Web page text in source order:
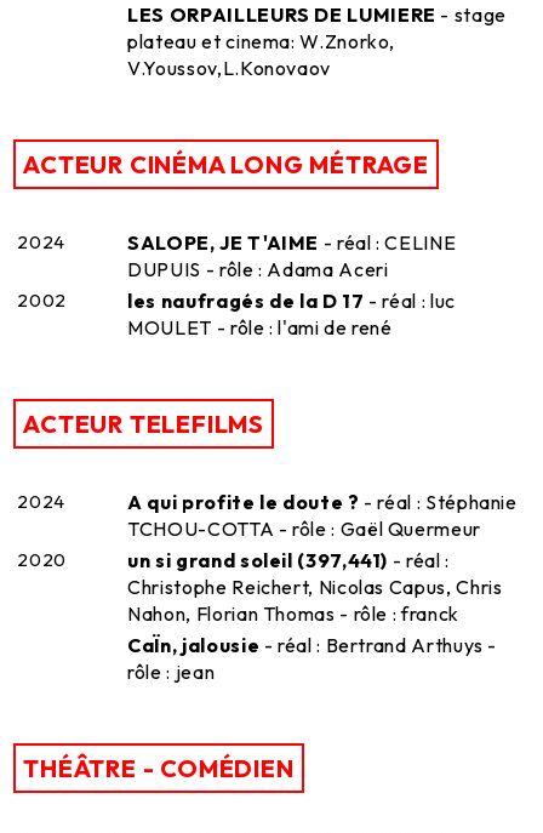
LES ORPAILLEURS DE LUMIERE - stage
plateau et cinema: W.Znorko,
V.Youssov,L.Konovaov
ACTEUR CINÉMA LONG MÉTRAGE
2024 SALOPE, JE T'AIME - réal : CELINE
DUPUIS - rôle : Adama Aceri
2002 les naufragés de la D 17 - réal : luc
MOULET - rôle : l'ami de rené
ACTEUR TELEFILMS
2024 A qui profite le doute ? - réal : Stéphanie
TCHOU-COTTA - rôle : Gaël Quermeur
2020 un si grand soleil (397,441) - réal :
Christophe Reichert, Nicolas Capus, Chris
Nahon, Florian Thomas - rôle : franck
CaÏn, jalousie - réal : Bertrand Arthuys -
rôle : jean
THÉÂTRE - COMÉDIEN